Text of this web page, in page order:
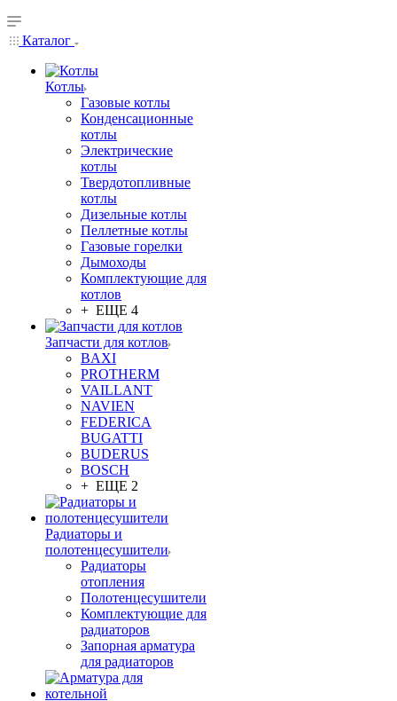
Каталог
Котлы
Газовые котлы
Конденсационные
котлы
Электрические
котлы
Твердотопливные
котлы
Дизельные котлы
Пеллетные котлы
Газовые горелки
Дымоходы
Комплектующие для
котлов
+ ЕЩЕ 4
Запчасти для котлов
BAXI
PROTHERM
VAILLANT
NAVIEN
FEDERICA
BUGATTI
BUDERUS
BOSCH
+ ЕЩЕ 2
Радиаторы и
полотенцесушители
Радиаторы
отопления
Полотенцесушители
Комплектующие для
радиаторов
Запорная арматура
для радиаторов